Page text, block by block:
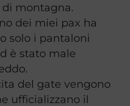
montagna.
dei miei pax ha
solo i pantaloni
è stato male
del gate vengono
ufficializzano il